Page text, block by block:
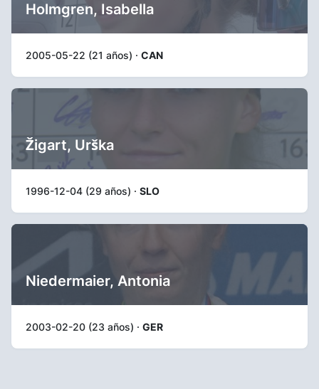
Holmgren, Isabella
2005-05-22 (21 años) · CAN
Žigart, Urška
1996-12-04 (29 años) · SLO
Niedermaier, Antonia
2003-02-20 (23 años) · GER